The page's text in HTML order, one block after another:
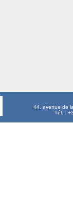
44, avenue de
Tél. :